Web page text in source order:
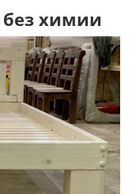
химии